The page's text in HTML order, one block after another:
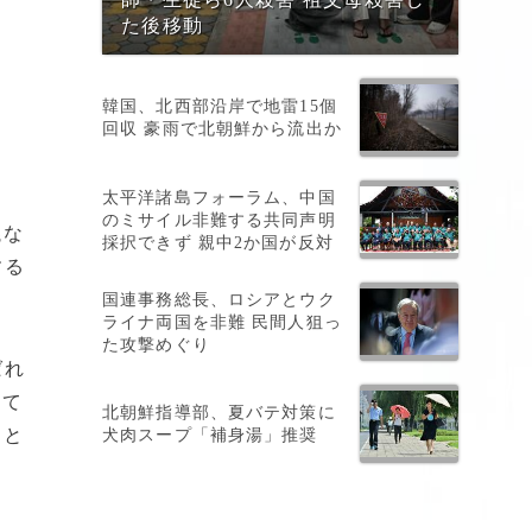
た後移動
韓国、北西部沿岸で地雷15個
回収 豪雨で北朝鮮から流出か
太平洋諸島フォーラム、中国
のミサイル非難する共同声明
採択できず 親中2か国が反対
国連事務総長、ロシアとウク
ライナ両国を非難 民間人狙っ
た攻撃めぐり
北朝鮮指導部、夏バテ対策に
犬肉スープ「補身湯」推奨